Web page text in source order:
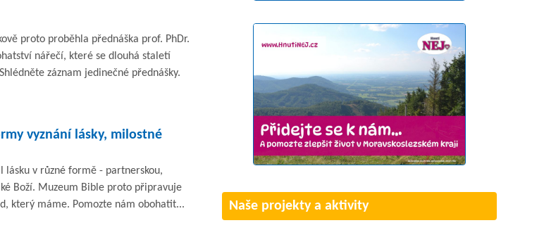
proto proběhla přednáška prof. PhDr.
nářečí, které se dlouhá staletí
záznam jedinečné přednášky.
vyznání lásky, milostné
lásku v různé formě - partnerskou,
Boží. Muzeum Bible proto připravuje
který máme. Pomozte nám obohatit...
Naše projekty a aktivity